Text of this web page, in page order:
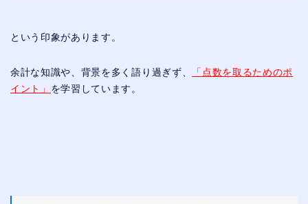
という印象があります。
余計な知識や、背景を多く語り過ぎず、
「点数を取るためのポ
イント」 を学習しています。